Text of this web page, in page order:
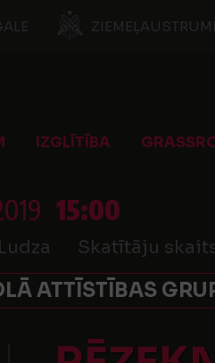
ZIEMEĻAUSTRUMI
IZGLĪTĪBA
15:00
Skatītāju
ATTĪSTĪBAS